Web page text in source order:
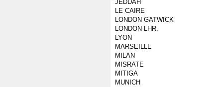
JEDDAH
LE CAIRE
LONDON GATWICK
LONDON LHR.
LYON
MARSEILLE
MILAN
MISRATE
MITIGA
MUNICH